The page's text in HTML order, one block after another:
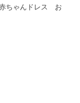
ちゃんドレス お